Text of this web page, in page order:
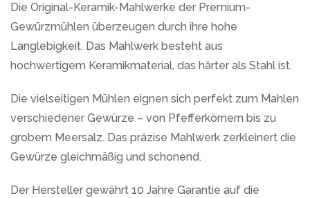
Die Original-Keramik-Mahlwerke der Premium-
Gewürzmühlen überzeugen durch ihre hohe
Langlebigkeit. Das Mahlwerk besteht aus
hochwertigem Keramikmaterial, das härter als Stahl ist.
Die vielseitigen Mühlen eignen sich perfekt zum Mahlen
verschiedener Gewürze – von Pfefferkörnern bis zu
grobem Meersalz. Das präzise Mahlwerk zerkleinert die
Gewürze gleichmäßig und schonend.
Der Hersteller gewährt 10 Jahre Garantie auf die